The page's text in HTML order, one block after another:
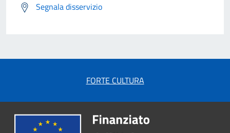
Segnala disservizio
FORTE CULTURA